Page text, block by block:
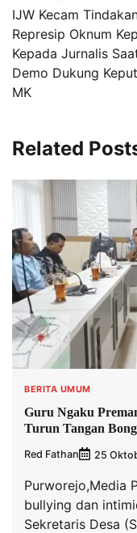
pos
IJW Kecam
Represip Oknum
Kepada Jurnalis
Demo Dukung
MK
Related
BERITA UMUM
Guru Ngaku
Turun Tangan
Red Fathan 25
Purworejo,Media
bullying dan
Sekretaris Desa